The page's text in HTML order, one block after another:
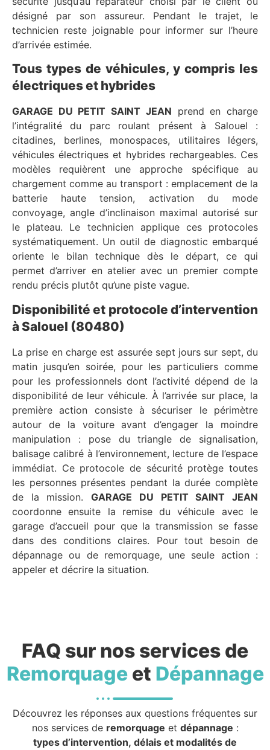
désigné par son assureur. Pendant le trajet, le
technicien reste joignable pour informer sur l’heure
d’arrivée estimée.
Tous types de véhicules, y compris les
électriques et hybrides
GARAGE DU PETIT SAINT JEAN prend en charge
l’intégralité du parc roulant présent à Salouel :
citadines, berlines, monospaces, utilitaires légers,
véhicules électriques et hybrides rechargeables. Ces
modèles requièrent une approche spécifique au
chargement comme au transport : emplacement de la
batterie haute tension, activation du mode
convoyage, angle d’inclinaison maximal autorisé sur
le plateau. Le technicien applique ces protocoles
systématiquement. Un outil de diagnostic embarqué
oriente le bilan technique dès le départ, ce qui
permet d’arriver en atelier avec un premier compte
rendu précis plutôt qu’une piste vague.
Disponibilité et protocole d’intervention
à Salouel (80480)
La prise en charge est assurée sept jours sur sept, du
matin jusqu’en soirée, pour les particuliers comme
pour les professionnels dont l’activité dépend de la
disponibilité de leur véhicule. À l’arrivée sur place, la
première action consiste à sécuriser le périmètre
autour de la voiture avant d’engager la moindre
manipulation : pose du triangle de signalisation,
balisage calibré à l’environnement, lecture de l’espace
immédiat. Ce protocole de sécurité protège toutes
les personnes présentes pendant la durée complète
de la mission.GARAGE DU PETIT SAINT JEAN
coordonne ensuite la remise du véhicule avec le
garage d’accueil pour que la transmission se fasse
dans des conditions claires. Pour tout besoin de
dépannage ou de remorquage, une seule action :
appeler et décrire la situation.
FAQ sur nos services de
Remorquageet Dépannage
Découvrez les réponses aux questions fréquentes sur
nos services de remorquage et dépannage :
types d’intervention, délais et modalités de